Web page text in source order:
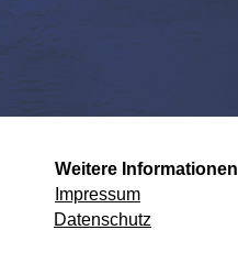
Weitere Informationen
Impressum
Datenschutz